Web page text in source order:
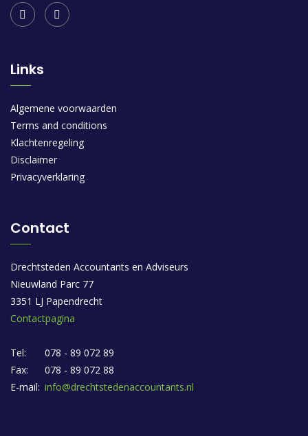
Links
Algemene voorwaarden
Terms and conditions
Klachtenregeling
Disclaimer
Privacyverklaring
Contact
Drechtsteden Accountants en Adviseurs
Nieuwland Parc 77
3351 LJ Papendrecht
Contactpagina
Tel:
078 - 89 072 89
Fax:
078 - 89 072 88
E-mail: info@drechtstedenaccountants.nl